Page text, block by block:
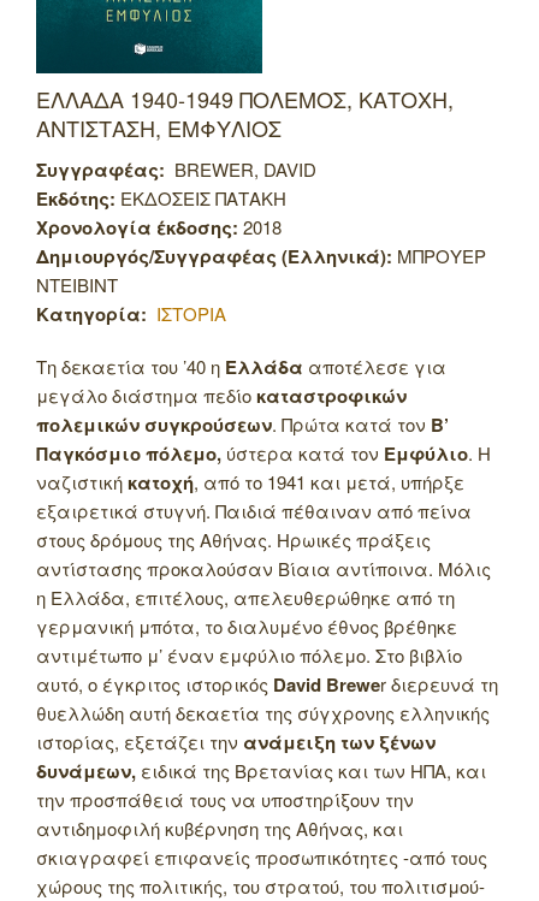
ΕΛΛΑΔΑ 1940-1949 ΠΟΛΕΜΟΣ, ΚΑΤΟΧΗ,
ΑΝΤΙΣΤΑΣΗ, ΕΜΦΥΛΙΟΣ
Συγγραφέας: BREWER, DAVID
Εκδότης: ΕΚΔΟΣΕΙΣ ΠΑΤΑΚΗ
Χρονολογία έκδοσης: 2018
Δημιουργός/Συγγραφέας (Ελληνικά): ΜΠΡΟΥΕΡ
ΝΤΕΙΒΙΝΤ
Κατηγορία: ΙΣΤΟΡΙΑ
Τη δεκαετία του ’40 η Ελλάδα αποτέλεσε για
μεγάλο διάστημα πεδίοκαταστροφικών
πολεμικών συγκρούσεων. Πρώτα κατά τον Β’
Παγκόσμιο πόλεμο, ύστερα κατά τον Εμφύλιο. Η
ναζιστικήκατοχή, από το 1941 και μετά, υπήρξε
εξαιρετικά στυγνή. Παιδιά πέθαιναν από πείνα
στους δρόμους της Αθήνας. Ηρωικές πράξεις
αντίστασης προκαλούσαν Βίαια αντίποινα. Μόλις
η Ελλάδα, επιτέλους, απελευθερώθηκε από τη
γερμανική μπότα, το διαλυμένο έθνος βρέθηκε
αντιμέτωπο μ’ έναν εμφύλιο πόλεμο. Στο βιβλίο
αυτό, ο έγκριτος ιστορικός David Brewer διερευνά τη
θυελλώδη αυτή δεκαετία της σύγχρονης ελληνικής
ιστορίας, εξετάζει την ανάμειξη των ξένων
δυνάμεων, ειδικά της Βρετανίας και των ΗΠΑ, και
την προσπάθειά τους να υποστηρίξουν την
αντιδημοφιλή κυβέρνηση της Αθήνας, και
σκιαγραφεί επιφανείς προσωπικότητες -από τους
χώρους της πολιτικής, του στρατού, του πολιτισμού-